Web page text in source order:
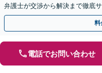
弁護士が交渉から解決まで徹底
手金の返還保証もありますので
料
電話でお問い合わせ